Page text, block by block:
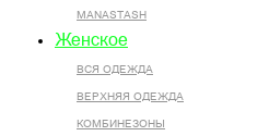
MANASTASH
Женское
ВСЯ ОДЕЖДА
ВЕРХНЯЯ ОДЕЖДА
КОМБИНЕЗОНЫ